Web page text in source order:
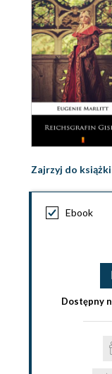
Zajrzyj do książki
Ebook
Dostępny